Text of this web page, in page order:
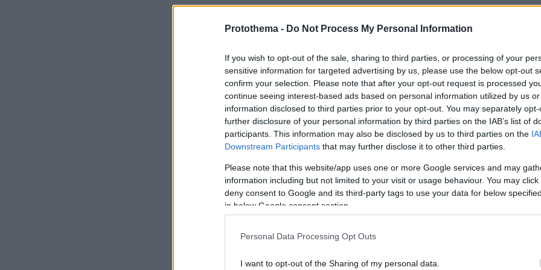
Protothema - Do Not Process My Personal Information
If you wish to opt-out of the sale, sharing to third parties, or processing of your
sensitive information for targeted advertising by us, please use the below opt-out
confirm your selection. Please note that after your opt-out request is processed
continue seeing interest-based ads based on personal information utilized by us
information disclosed to third parties prior to your opt-out. You may separately
further disclosure of your personal information by third parties on the IAB’s list of
participants. This information may also be disclosed by us to third parties on the
Downstream Participants that may further disclose it to other third parties.
Please note that this website/app uses one or more Google services and may
information including but not limited to your visit or usage behaviour. You may
deny consent to Google and its third-party tags to use your data for below
in below Google consent section.
Personal Data Processing Opt Outs
I want to opt-out of the Sharing of my personal data.
Ειδήσεις σήμερα:
Ξεκινούν την Πέμπτη στα ΕΠΑΛ και την Παρασκευή στα
ΓΕΛ οι Πανελλαδικές Εξετάσεις - Το πρόγραμμα
Ανάσα στην αγορά κατοικίας - Νέες παρεμβάσεις για τα
Airbnb ετοιμάζει η κυβέρνηση
Επιστολική ψήφος: Λήγει η προθεσμία αποστολής του